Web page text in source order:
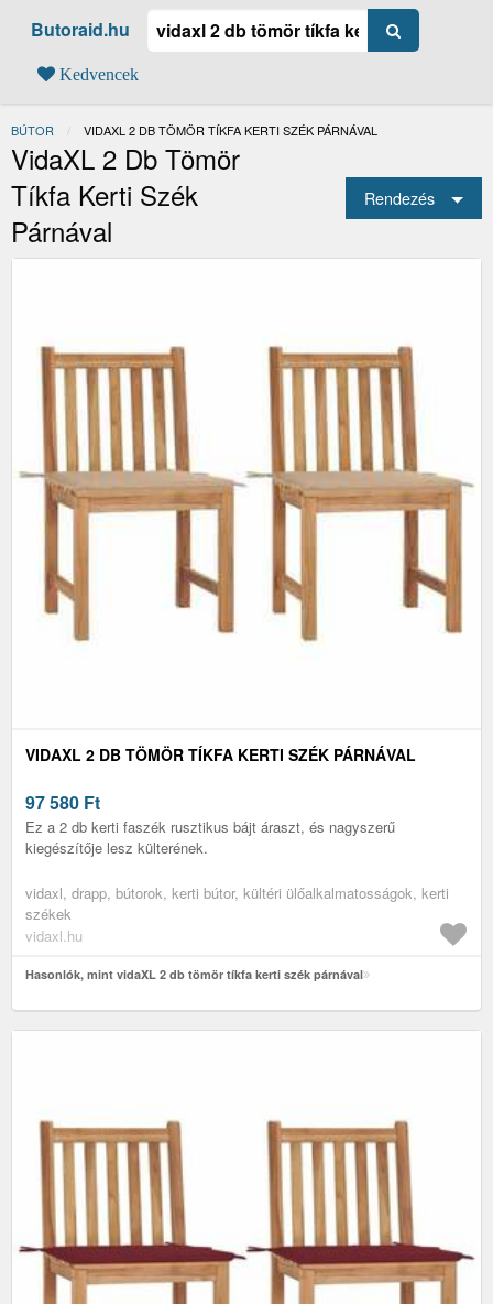
Butoraid.hu
Kedvencek
BÚTOR JELENLEGI:
VIDAXL 2 DB TÖMÖR TÍKFA KERTI SZÉK PÁRNÁVAL
VidaXL 2 Db Tömör
Tíkfa Kerti Szék
Párnával
Rendezés
VIDAXL 2 DB TÖMÖR TÍKFA KERTI SZÉK PÁRNÁVAL
97 580 Ft
Ez a 2 db kerti faszék rusztikus bájt áraszt, és nagyszerű
kiegészítője lesz külterének.
vidaxl, drapp, bútorok, kerti bútor, kültéri ülőalkalmatosságok, kerti
székek
vidaxl.hu
Hasonlók, mint vidaXL 2 db tömör tíkfa kerti szék párnával